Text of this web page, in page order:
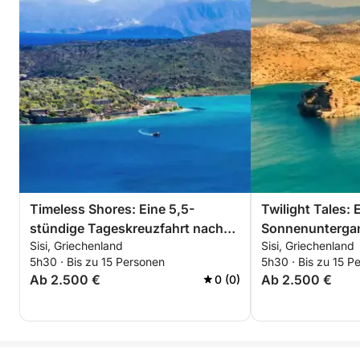
Timeless Shores: Eine 5,5-
stündige Tageskreuzfahrt nach
Plaka und Elounda
Sisi, Griechenland
5h30 · Bis zu 15 Personen
Ab 2.500 € 0 (0)
Twilight Tales:
nach Plaka und
Sisi, Griechenland
5h30 · Bis zu 15
Ab 2.500 €